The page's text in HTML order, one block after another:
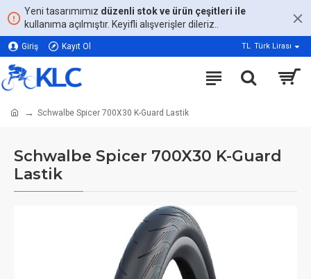
Yeni tasarımımız düzenli stok ve ürün çeşitleri ile
kullanıma açılmıştır. Keyifli alışverişler dileriz..
Giriş Kayıt Ol TL Türk Lirası
Schwalbe Spicer 700X30 K-Guard Lastik
Schwalbe Spicer 700X30 K-Guard
Lastik